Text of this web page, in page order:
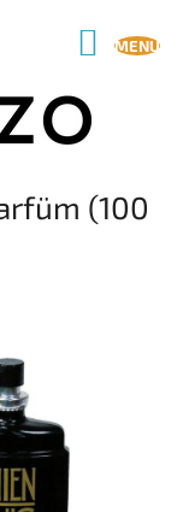
KOSÁR
(100